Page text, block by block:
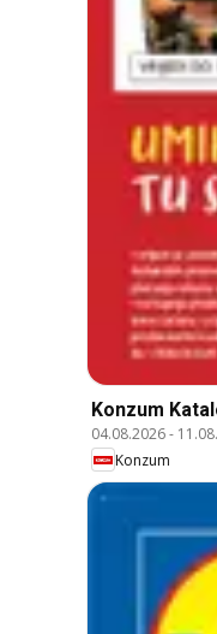
Konzum
04.08.2026-
Konzum